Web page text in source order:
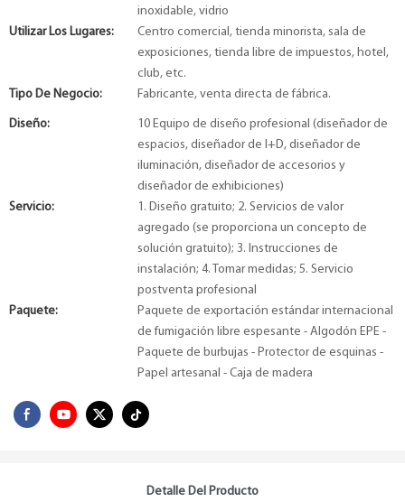
inoxidable, vidrio
Utilizar Los Lugares:
Centro comercial, tienda minorista, sala de
exposiciones, tienda libre de impuestos, hotel,
club, etc.
Tipo De Negocio:
Fabricante, venta directa de fábrica.
Diseño:
10 Equipo de diseño profesional (diseñador de
espacios, diseñador de I+D, diseñador de
iluminación, diseñador de accesorios y
diseñador de exhibiciones)
Servicio:
1. Diseño gratuito; 2. Servicios de valor
agregado (se proporciona un concepto de
solución gratuito); 3. Instrucciones de
instalación; 4. Tomar medidas; 5. Servicio
postventa profesional
Paquete:
Paquete de exportación estándar internacional
de fumigación libre espesante - Algodón EPE -
Paquete de burbujas - Protector de esquinas -
Papel artesanal - Caja de madera
Detalle Del Producto